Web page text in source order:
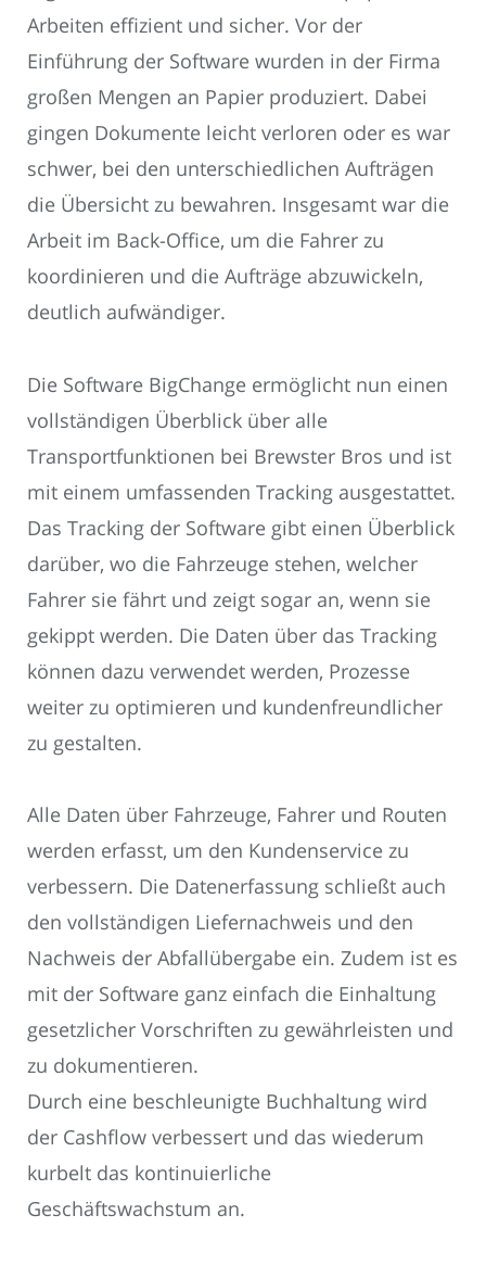
Arbeiten effizient und sicher. Vor der
Einführung der Software wurden in der Firma
großen Mengen an Papier produziert. Dabei
gingen Dokumente leicht verloren oder es war
schwer, bei den unterschiedlichen Aufträgen
die Übersicht zu bewahren. Insgesamt war die
Arbeit im Back-Office, um die Fahrer zu
koordinieren und die Aufträge abzuwickeln,
deutlich aufwändiger.
Die Software BigChange ermöglicht nun einen
vollständigen Überblick über alle
Transportfunktionen bei Brewster Bros und ist
mit einem umfassenden Tracking ausgestattet.
Das Tracking der Software gibt einen Überblick
darüber, wo die Fahrzeuge stehen, welcher
Fahrer sie fährt und zeigt sogar an, wenn sie
gekippt werden. Die Daten über das Tracking
können dazu verwendet werden, Prozesse
weiter zu optimieren und kundenfreundlicher
zu gestalten.
Alle Daten über Fahrzeuge, Fahrer und Routen
werden erfasst, um den Kundenservice zu
verbessern. Die Datenerfassung schließt auch
den vollständigen Liefernachweis und den
Nachweis der Abfallübergabe ein. Zudem ist es
mit der Software ganz einfach die Einhaltung
gesetzlicher Vorschriften zu gewährleisten und
zu dokumentieren.
Durch eine beschleunigte Buchhaltung wird
der Cashflow verbessert und das wiederum
kurbelt das kontinuierliche
Geschäftswachstum an.